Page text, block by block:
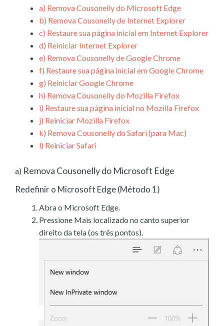
a) Remova Cousonelly do Microsoft Edge
b) Remova Cousonelly de Internet Explorer
c) Restaure sua página inicial em Internet Explorer
d) Reiniciar Internet Explorer
e) Remova Cousonelly de Google Chrome
f) Restaure sua página inicial em Google Chrome
g) Reiniciar Google Chrome
h) Remova Cousonelly do Mozilla Firefox
i) Restaure sua página inicial no Mozilla Firefox
j) Reiniciar Mozilla Firefox
k) Remova Cousonelly do Safari (para Mac)
l) Reiniciar Safari
a) Remova Cousonelly do Microsoft Edge
Redefinir o Microsoft Edge (Método 1)
Abra o Microsoft Edge.
Pressione Mais localizado no canto superior
direito da tela (os três pontos).